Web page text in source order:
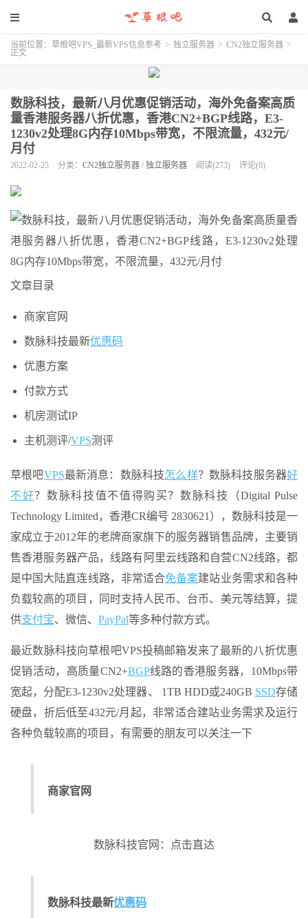
当前位置： 草根吧VPS_最新VPS信息参考 > 独立服务器 > CN2独立服务器 >
正文
数脉科技，最新八月优惠促销活动，海外免备案高质
量香港服务器八折优惠，香港CN2+BGP线路，E3-
1230v2处理8G内存10Mbps带宽，不限流量，432元/
月付
2022-02-25 分类： CN2独立服务器 / 独立服务器 阅读(273) 评论(0)
文章目录
商家官网
数脉科技最新优惠码
优惠方案
付款方式
机房测试IP
主机测评/VPS测评
草根吧VPS最新消息：数脉科技怎么样？数脉科技服务器好
不好？数脉科技值不值得购买？数脉科技（Digital Pulse
Technology Limited，香港CR编号 2830621），数脉科技是一
家成立于2012年的老牌商家旗下的服务器销售品牌，主要销
售香港服务器产品，线路有阿里云线路和自营CN2线路，都
是中国大陆直连线路，非常适合免备案建站业务需求和各种
负载较高的项目，同时支持人民币、台币、美元等结算，提
供支付宝、微信、 PayPal等多种付款方式。
最近数脉科技向草根吧VPS投稿邮箱发来了最新的八折优惠
促销活动，高质量CN2+BGP线路的香港服务器，10Mbps带
宽起，分配E3-1230v2处理器、 1TB HDD或240GB SSD存储
硬盘，折后低至432元/月起，非常适合建站业务需求及运行
各种负载较高的项目，有需要的朋友可以关注一下
商家官网
数脉科技官网：点击直达
数脉科技最新优惠码